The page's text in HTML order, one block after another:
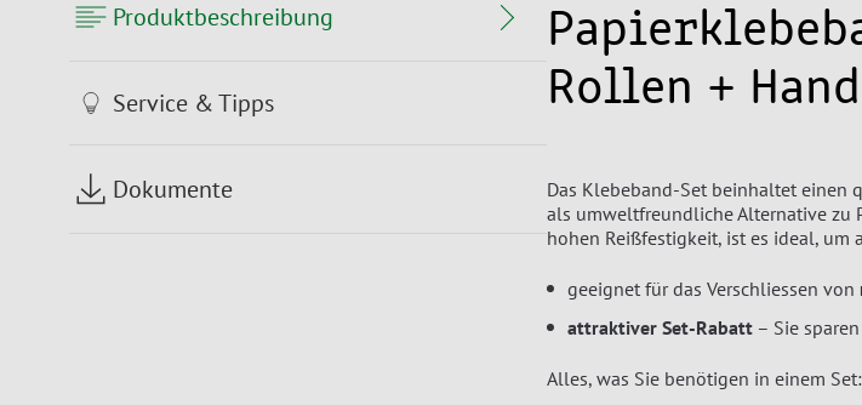
Produktbeschreibung
Service & Tipps
Dokumente
Rollen +
Das Klebeband-Set beinhaltet einen
als umweltfreundliche Alternative zu
hohen Reißfestigkeit, ist es ideal, um
geeignet für das Verschliessen von
attraktiver Set-Rabatt – Sie
Alles, was Sie benötigen in einem Set: